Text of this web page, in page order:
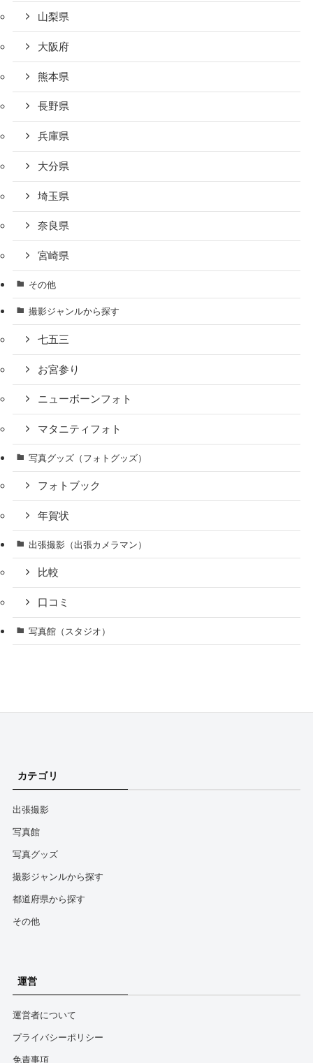
山梨県
大阪府
熊本県
長野県
兵庫県
大分県
埼玉県
奈良県
宮崎県
その他
撮影ジャンルから探す
七五三
お宮参り
ニューボーンフォト
マタニティフォト
写真グッズ（フォトグッズ）
フォトブック
年賀状
出張撮影（出張カメラマン）
比較
口コミ
写真館（スタジオ）
カテゴリ
出張撮影
写真館
写真グッズ
撮影ジャンルから探す
都道府県から探す
その他
運営
運営者について
プライバシーポリシー
免責事項